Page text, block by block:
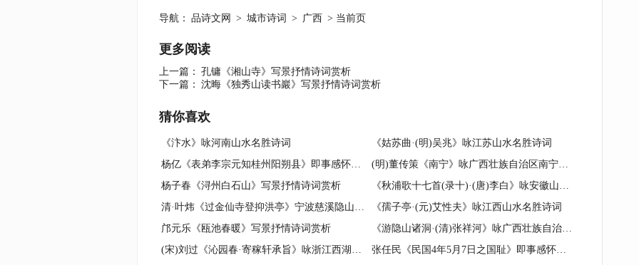
导航： 品诗文网 > 城市诗词 > 广西 > 当前页
更多阅读
上一篇： 孔镛《湘山寺》写景抒情诗词赏析
下一篇： 沈晦《独秀山读书巖》写景抒情诗词赏析
猜你喜欢
《汴水》咏河南山水名胜诗词
《姑苏曲·(明)吴兆》咏江苏山水名胜诗词
杨亿《表弟李宗元知桂州阳朔县》即事感怀诗词赏析
(明)董传策《南宁》咏广西壮族自治区南宁诗词
杨子春《浔州白石山》写景抒情诗词赏析
《秋浦歌十七首(录十)·(唐)李白》咏安徽山水名胜诗词
清·叶炜《过金仙寺登抑洪亭》宁波慈溪隐山与抑洪亭诗词赏析
《孺子亭·(元)艾性夫》咏江西山水名胜诗词
邝元乐《瓯池春暖》写景抒情诗词赏析
《游隐山诸洞·(清)张祥河》咏广西壮族自治区山水名胜诗词
(宋)刘过《沁园春·寄稼轩承旨》咏浙江西湖诗词
张任民《民国4年5月7日之国耻》即事感怀诗词赏析